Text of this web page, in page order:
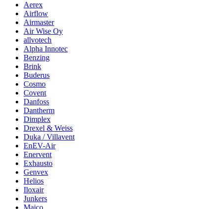
Aerex
Airflow
Airmaster
Air Wise Oy
allvotech
Alpha Innotec
Benzing
Brink
Buderus
Cosmo
Covent
Danfoss
Dantherm
Dimplex
Drexel & Weiss
Duka / Villavent
EnEV-Air
Enervent
Exhausto
Genvex
Helios
Iloxair
Junkers
Maico